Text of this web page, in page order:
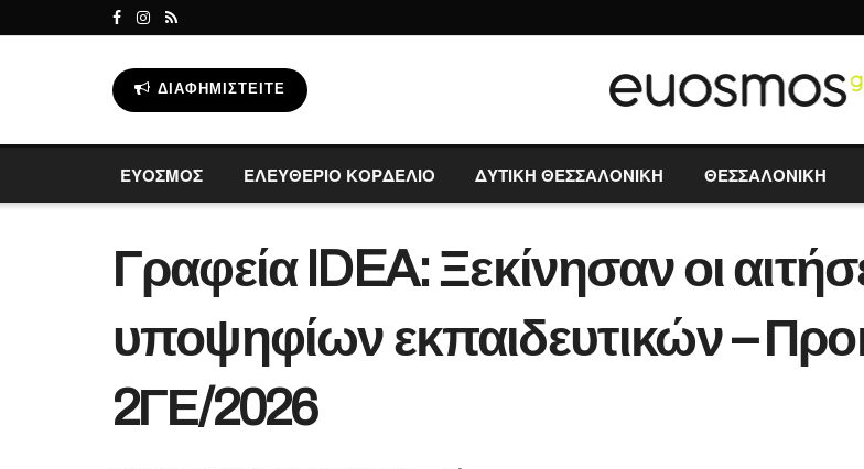
ΔΙΑΦΗΜΙΣΤΕΊΤΕ
ΕΥΟΣΜΟΣ ΕΛΕΥΘΕΡΙΟ ΚΟΡΔΕΛΙΟ ΔΥΤΙΚΗ ΘΕΣΣΑΛΟΝΙΚΗ ΘΕΣΣΑΛΟΝΙΚΗ
Γραφεία IDEA: Ξεκίνησαν οι
υποψηφίων εκπαιδευτικών –
2ΓΕ/2026